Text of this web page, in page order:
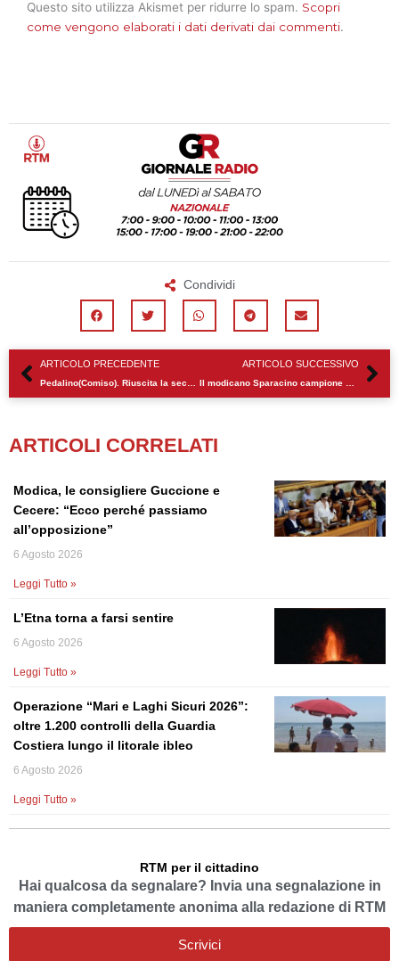
Questo sito utilizza Akismet per ridurre lo spam. Scopri
come vengono elaborati i dati derivati dai commenti.
Condividi
Precedente
ARTICOLO PRECEDENTE ARTICOLO SUCCESSIVO
ARTICOLI CORRELATI
Modica, le consigliere Guccione e
Cecere: “Ecco perché passiamo
all’opposizione”
6 Agosto 2026
Leggi Tutto »
L’Etna torna a farsi sentire
6 Agosto 2026
Leggi Tutto »
Operazione “Mari e Laghi Sicuri 2026”:
oltre 1.200 controlli della Guardia
Costiera lungo il litorale ibleo
6 Agosto 2026
Leggi Tutto »
RTM per il cittadino
Hai qualcosa da segnalare? Invia una segnalazione in
maniera completamente anonima alla redazione di RTM
Scrivici